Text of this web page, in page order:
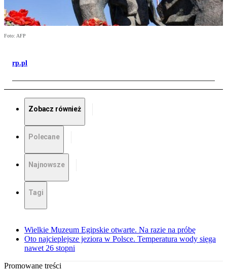
Foto: AFP
rp.pl
Zobacz również
Polecane
Najnowsze
Tagi
Wielkie Muzeum Egipskie otwarte. Na razie na próbę
Oto najcieplejsze jeziora w Polsce. Temperatura wody sięga
nawet 26 stopni
Promowane treści